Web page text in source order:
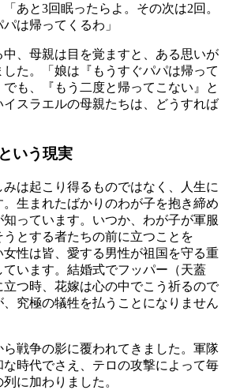
あと3回眠ったらよ。その次は2回。
は帰ってくるわ」
、母親は目を覚ますと、ある思いが
た。「娘は『もうすぐパパは帰って
でも、『もう二度と帰ってこない』と
スラエルの母親たちは、どうすれば
いう現実
は起こり得るものではなく、人生に
生まれたばかりのわが子を抱き締め
っています。いつか、わが子が軍服
とする者たちの前に立つことを
性は皆、愛する男性が祖国を守る重
います。結婚式でフッパー（天蓋
立つ時、花嫁は心の中でこう祈るので
究極の犠牲を払うことになりません
戦争の影に覆われてきました。軍隊
時代でさえ、テロの攻撃によって毎
に加わりました。